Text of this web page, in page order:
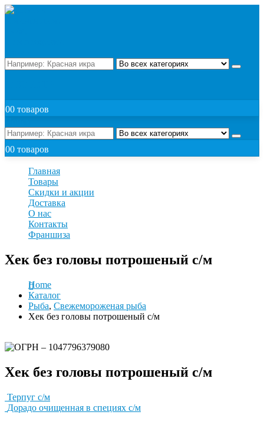
00 товаров
00 товаров
Главная
Товары
Скидки и акции
Доставка
О нас
Контакты
Франшиза
Хек без головы потрошеный с/м
Home
Каталог
Рыба, Свежемороженая рыба
Хек без головы потрошеный с/м
Хек без головы потрошеный с/м
Терпуг с/м
Дорадо очищенная в специях с/м